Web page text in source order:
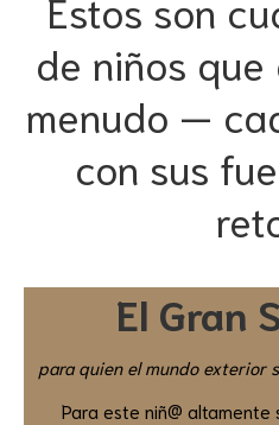
de niños
menudo —
con sus
El Gran
para quien el mundo exterior
Para este niñ@ altamente